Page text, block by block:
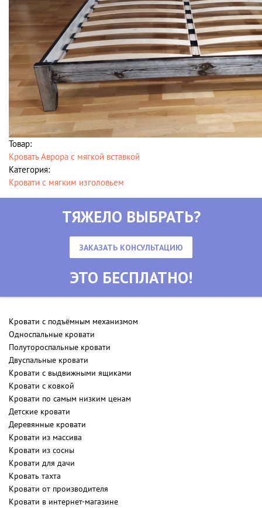
Товар:
Кровать Аврора с мягкой вставкой
Категория:
Кровати с мягким изголовьем
ТЯЖЕЛО ВЫБРАТЬ?
ЗАКАЗАТЬ КОНСУЛЬТАЦИЮ
ЭТО БЕСПЛАТНО!
Кровати с подъёмным механизмом
Односпальные кровати
Полутороспальные кровати
Двуспальные кровати
Кровати с выдвижными ящиками
Кровати с ковкой
Кровати по самым низким ценам
Детские кровати
Деревянные кровати
Кровати из массива
Кровати из сосны
Кровати для дачи
Кровать тахта
Кровати от производителя
Кровати в интернет-магазине